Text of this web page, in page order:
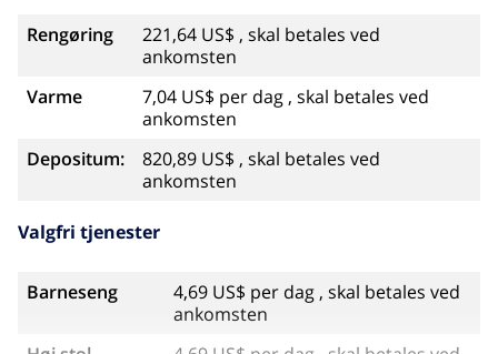
Rengøring
221,64 US$ , skal betales ved
ankomsten
Varme
7,04 US$ per dag , skal betales ved
ankomsten
Depositum:
820,89 US$ , skal betales ved
ankomsten
Valgfri tjenester
Barneseng
4,69 US$ per dag , skal betales ved
ankomsten